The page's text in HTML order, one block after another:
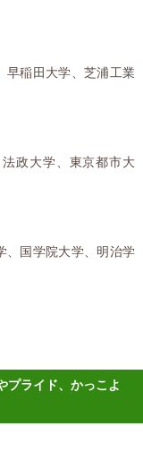
早稲田大学、芝浦工業
政大学、東京都市大
、国学院大学、明治学
プライド、かっこよ